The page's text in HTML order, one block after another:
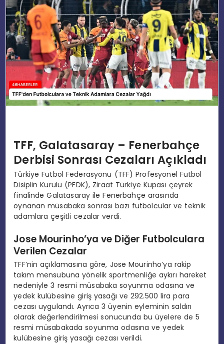
MAGAZIN
SPOR
YAŞAM
TFF, Galatasaray – Fenerbahçe
Derbisi Sonrası Cezaları Açıkladı
Türkiye Futbol Federasyonu (TFF) Profesyonel Futbol
Disiplin Kurulu (PFDK), Ziraat Türkiye Kupası çeyrek
finalinde Galatasaray ile Fenerbahçe arasında
oynanan müsabaka sonrası bazı futbolcular ve teknik
adamlara çeşitli cezalar verdi.
Jose Mourinho’ya ve Diğer Futbolculara
Verilen Cezalar
TFF’nin açıklamasına göre, Jose Mourinho’ya rakip
takım mensubuna yönelik sportmenliğe aykırı hareket
nedeniyle 3 resmi müsabaka soyunma odasına ve
yedek kulübesine giriş yasağı ve 292.500 lira para
cezası uygulandı. Ayrıca 3 üyenin eyleminin saldırı
olarak değerlendirilmesi sonucunda bu üyelere de 5
resmi müsabakada soyunma odasına ve yedek
kulübesine giriş yasağı cezası verildi.